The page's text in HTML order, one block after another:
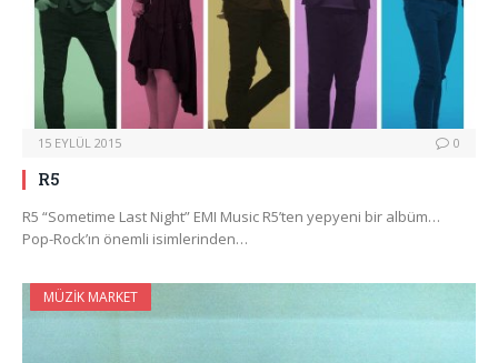
15 EYLÜL 2015 0
R5
R5 “Sometime Last Night” EMI Music R5’ten yepyeni bir albüm…
Pop-Rock’ın önemli isimlerinden…
MÜZIK MARKET